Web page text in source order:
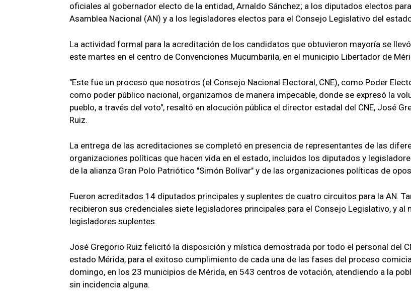
oficiales al gobernador electo de la entidad, Arnaldo Sánchez; a los diputados electos
Asamblea Nacional (AN) y a los legisladores electos para el Consejo Legislativo del
La actividad formal para la acreditación de los candidatos que obtuvieron mayoría se
este martes en el centro de Convenciones Mucumbarila, en el municipio Libertador de
"Este fue un proceso que nosotros (el Consejo Nacional Electoral, CNE), como Poder
como poder público nacional, organizamos de manera impecable, donde se expresó la
pueblo, a través del voto", resaltó en alocución pública el director estadal del CNE, José
Ruiz.
La entrega de las acreditaciones se completó en presencia de representantes de las
organizaciones políticas que hacen vida en el estado, incluidos los diputados y
de la alianza Gran Polo Patriótico "Simón Bolívar" y de las organizaciones políticas de
Fueron acreditados 14 diputados principales y suplentes de cuatro circuitos para la AN.
recibieron sus credenciales siete legisladores principales para el Consejo Legislativo, y al
legisladores suplentes.
José Gregorio Ruiz felicitó la disposición y mística demostrada por todo el personal del
estado Mérida, para el exitoso cumplimiento de cada una de las fases del proceso
domingo, en los 23 municipios de Mérida, en 543 centros de votación, atendiendo a la
sin incidencia alguna.